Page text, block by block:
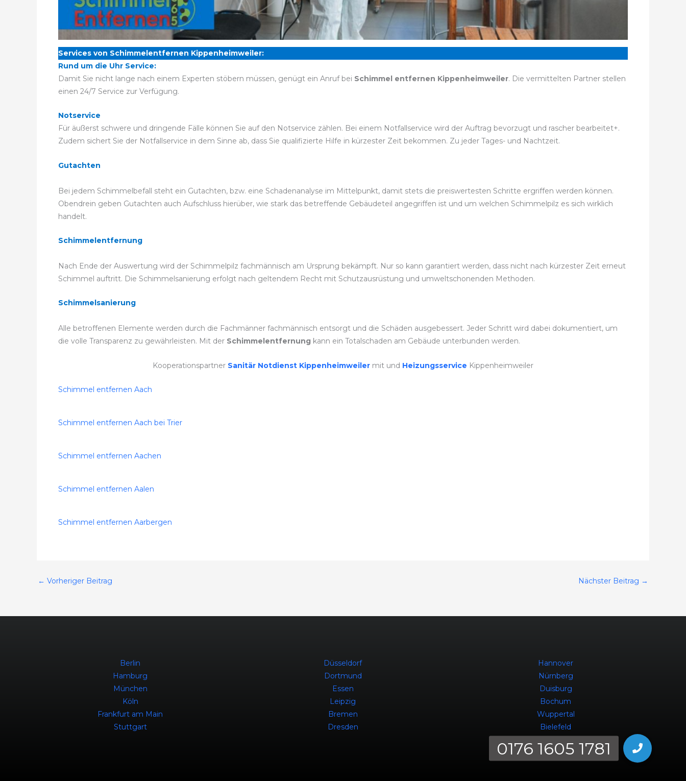
Services von Schimmelentfernen Kippenheimweiler:
Rund um die Uhr Service:
Damit Sie nicht lange nach einem Experten stöbern müssen, genügt ein Anruf bei Schimmel entfernen Kippenheimweiler. Die vermittelten Partner stellen
einen 24/7 Service zur Verfügung.
Notservice
Für äußerst schwere und dringende Fälle können Sie auf den Notservice zählen. Bei einem Notfallservice wird der Auftrag bevorzugt und rascher bearbeitet+.
Zudem sichert Sie der Notfallservice in dem Sinne ab, dass Sie qualifizierte Hilfe in kürzester Zeit bekommen. Zu jeder Tages- und Nachtzeit.
Gutachten
Bei jedem Schimmelbefall steht ein Gutachten, bzw. eine Schadenanalyse im Mittelpunkt, damit stets die preiswertesten Schritte ergriffen werden können.
Obendrein geben Gutachten auch Aufschluss hierüber, wie stark das betreffende Gebäudeteil angegriffen ist und um welchen Schimmelpilz es sich wirklich
handelt.
Schimmelentfernung
Nach Ende der Auswertung wird der Schimmelpilz fachmännisch am Ursprung bekämpft. Nur so kann garantiert werden, dass nicht nach kürzester Zeit erneut
Schimmel auftritt. Die Schimmelsanierung erfolgt nach geltendem Recht mit Schutzausrüstung und umweltschonenden Methoden.
Schimmelsanierung
Alle betroffenen Elemente werden durch die Fachmänner fachmännisch entsorgt und die Schäden ausgebessert. Jeder Schritt wird dabei dokumentiert, um
die volle Transparenz zu gewährleisten. Mit der Schimmelentfernung kann ein Totalschaden am Gebäude unterbunden werden.
Kooperationspartner Sanitär Notdienst Kippenheimweiler mit und Heizungsservice Kippenheimweiler
Schimmel entfernen Aach
Schimmel entfernen Aach bei Trier
Schimmel entfernen Aachen
Schimmel entfernen Aalen
Schimmel entfernen Aarbergen
← Vorheriger Beitrag Nächster Beitrag →
Berlin
Hamburg
München
Köln
Frankfurt am Main
Stuttgart
Düsseldorf
Dortmund
Essen
Leipzig
Bremen
Dresden
Hannover
Nürnberg
Duisburg
Bochum
Wuppertal
Bielefeld